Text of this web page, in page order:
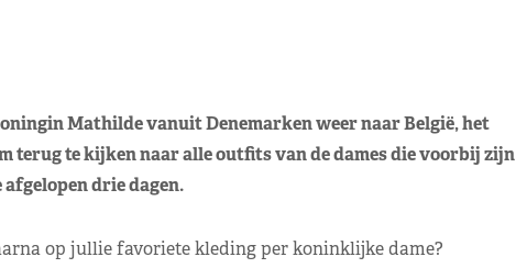
Mathilde vanuit Denemarken weer naar België, het
terug te kijken naar alle outfits van de dames die voorbij zijn
afgelopen drie dagen.
op jullie favoriete kleding per koninklijke dame?